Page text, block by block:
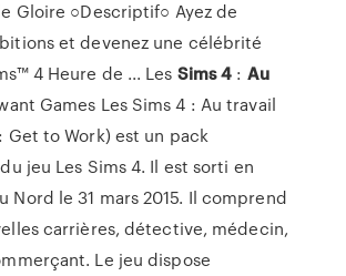
Gloire ○Descriptif○ Ayez de
et devenez une célébrité
4 Heure de ... Les Sims4 : Au
Games Les Sims 4 : Au travail
Get to Work) est un pack
jeu Les Sims 4. Il est sorti en
Nord le 31 mars 2015. Il comprend
carrières, détective, médecin,
Le jeu dispose